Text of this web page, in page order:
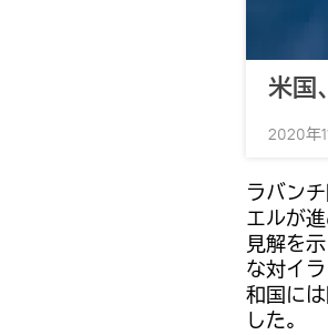
米国
2020年
ラバン
エルが
見解を
な対イ
和国に
した。